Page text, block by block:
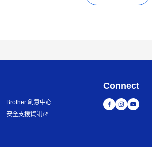
Brother 創意中心
安全支援資訊
Connect